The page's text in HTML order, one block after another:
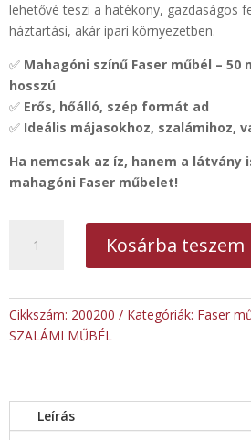
lehetővé teszi a hatékony, gazdaságos
háztartási, akár ipari környezetben.
✅ Mahagóni színű Faser műbél – 50
hosszú
✅ Erős, hőálló, szép formát ad
✅ Ideális májasokhoz, szalámihoz,
Ha nemcsak az íz, hanem a látvány
mahagóni Faser műbelet!
műbél
es
mahagóni
kaliber
mennyiség
Kosárba teszem
Cikkszám: 200200 Kategóriák: Faser
SZALÁMI MŰBÉL
Leírás